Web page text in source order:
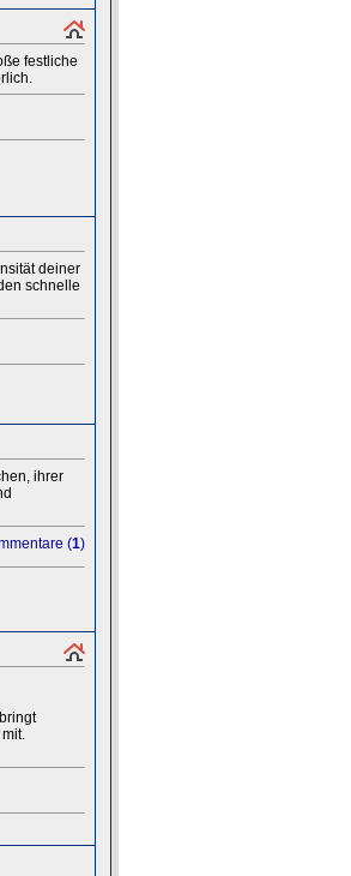
festliche
deiner
schnelle
ihrer
(1)